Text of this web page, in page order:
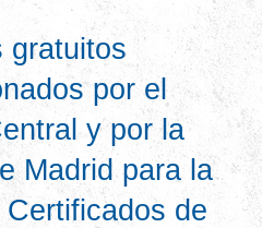
gratuitos
por el
y por la
Madrid para la
de